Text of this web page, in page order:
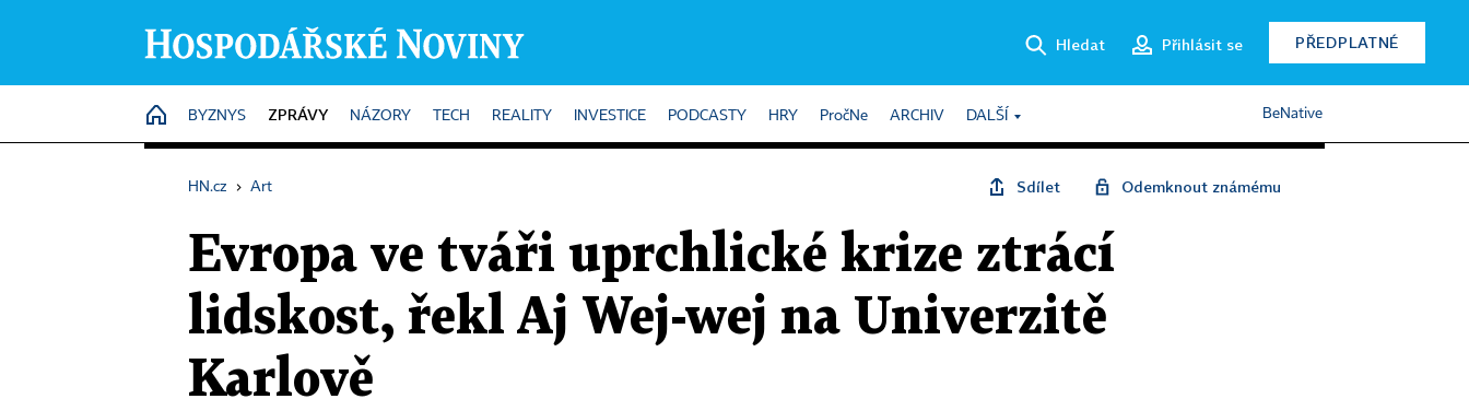
Hledat Přihlásit se PŘEDPLATNÉ
HOME
BYZNYS ZPRÁVY NÁZORY TECH REALITY INVESTICE PODCASTY HRY PročNe ARCHIV DALŠÍ BeNative
HN.cz › Art Sdílet Odemknout známému
Evropa ve tváři uprchlické krize ztrácí
lidskost, řekl Aj Wej-wej na Univerzitě
Karlově